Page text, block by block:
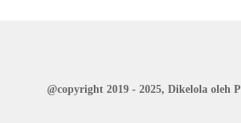
@copyright 2019 - 2025, Dikelola oleh